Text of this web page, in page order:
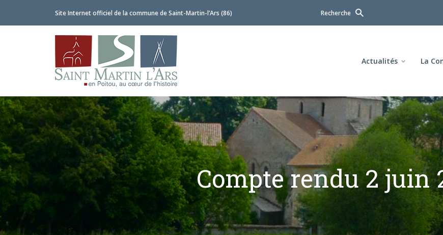
Site Internet officiel de la commune de Saint-Martin-l’Ars (86) Recherche
Actualités La
Compte rendu 2 juin